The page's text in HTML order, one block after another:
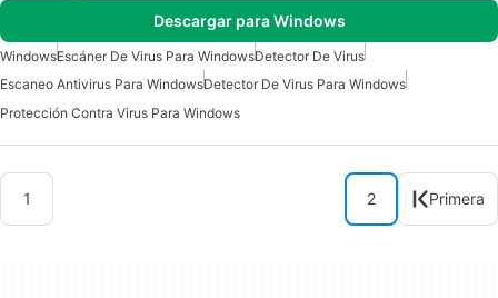
Descargar para Windows
WindowsEscáner De Virus Para WindowsDetector De Virus
Escaneo Antivirus Para WindowsDetector De Virus Para Windows
Protección Contra Virus Para Windows
1 2 Primera